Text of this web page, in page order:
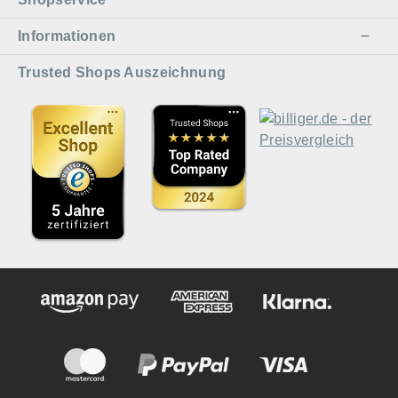
Informationen
Trusted Shops Auszeichnung